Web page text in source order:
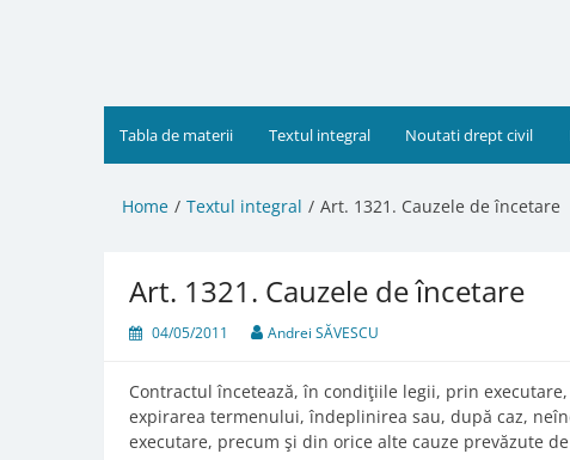
Tabla de materii Textul integral Noutati drept civil
Home Textul integral Art. 1321. Cauzele de încetare
Art. 1321. Cauzele de încetare
04/05/2011 Andrei SĂVESCU
Contractul încetează, în condiţiile legii, prin
expirarea termenului, îndeplinirea sau, după caz,
executare, precum şi din orice alte cauze prevăzute